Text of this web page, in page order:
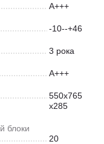
A+++
-10--+46
3 рока
A+++
550x765
x285
блоки
20